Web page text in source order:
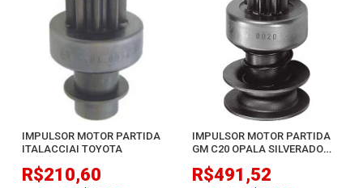
IMPULSOR MOTOR PARTIDA
ITALACCIAI TOYOTA
R$210,60
IMPULSOR MOTOR PARTIDA
GM C20 OPALA SILVERADO
R$491,52